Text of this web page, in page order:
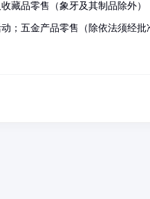
藏品零售（象牙及其制品除外）
；五金产品零售（除依法须经批